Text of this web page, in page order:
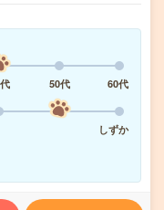
50代
60代
しずか